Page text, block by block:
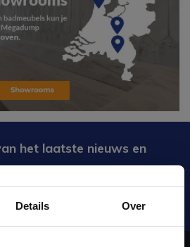
Details Over
het laatste nieuws en